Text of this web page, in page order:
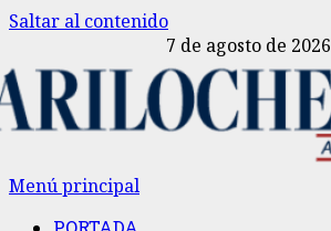
Saltar al contenido
7 de agosto de 2026
Menú principal